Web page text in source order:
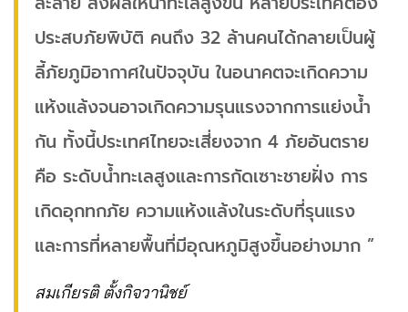
ประสบภัยพิบัติ คนถึง 32 ล้านคนได้กลายเป็นผู้
ลี้ภัยภูมิอากาศในปัจจุบัน ในอนาคตจะเกิดความ
แห้งแล้งจนอาจเกิดความรุนแรงจากการแย่งน้ำ
กัน ทั้งนี้ประเทศไทยจะเสี่ยงจาก 4 ภัยอันตราย
คือ ระดับน้ำทะเลสูงและการกัดเซาะชายฝั่ง การ
เกิดอุกทกภัย ความแห้งแล้งในระดับที่รุนแรง
และการที่หลายพื้นที่มีอุณหภูมิสูงขึ้นอย่างมาก ”
สมเกียรติ ตั้งกิจวานิชย์